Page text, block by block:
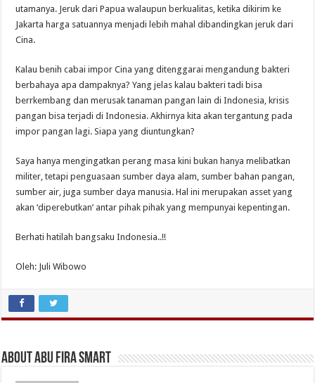
utamanya. Jeruk dari Papua walaupun berkualitas, ketika dikirim ke
Jakarta harga satuannya menjadi lebih mahal dibandingkan jeruk dari
Cina.
Kalau benih cabai impor Cina yang ditenggarai mengandung bakteri
berbahaya apa dampaknya? Yang jelas kalau bakteri tadi bisa
berrkembang dan merusak tanaman pangan lain di Indonesia, krisis
pangan bisa terjadi di Indonesia. Akhirnya kita akan tergantung pada
impor pangan lagi. Siapa yang diuntungkan?
Saya hanya mengingatkan perang masa kini bukan hanya melibatkan
militer, tetapi penguasaan sumber daya alam, sumber bahan pangan,
sumber air, juga sumber daya manusia. Hal ini merupakan asset yang
akan ‘diperebutkan’ antar pihak pihak yang mempunyai kepentingan.
Berhati hatilah bangsaku Indonesia..!!
Oleh: Juli Wibowo
About Abu Fira Smart